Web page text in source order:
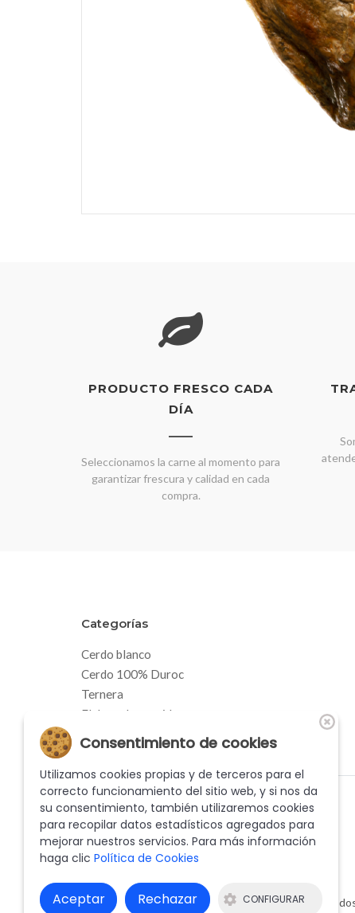
PRODUCTO FRESCO CADA
DÍA
Seleccionamos la carne al momento para
garantizar frescura y calidad en cada
compra.
Categorías
Cerdo blanco
Cerdo 100% Duroc
Ternera
Elaborados cocidos
Elaborados frescos
© 2026 RABERT CARNS, S.L. -
Consentimiento de cookies
Utilizamos cookies propias y de terceros para el
correcto funcionamiento del sitio web, y si nos da
su consentimiento, también utilizaremos cookies
para recopilar datos estadísticos agregados para
mejorar nuestros servicios. Para más información
haga clic Política de Cookies
Aceptar Rechazar CONFIGURAR